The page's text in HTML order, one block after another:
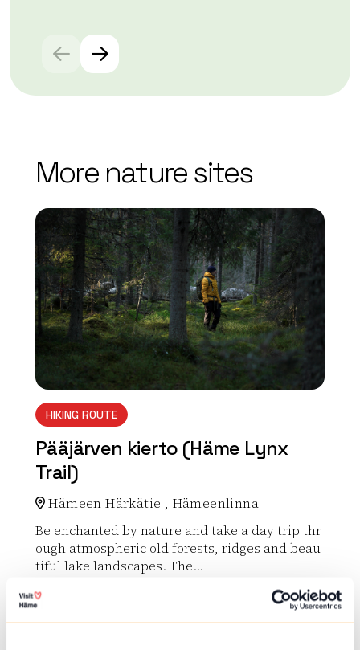
More nature sites
array(0) { }
HIKING ROUTE
Pääjärven kierto (Häme Lynx
Trail)
Hämeen Härkätie , Hämeenlinna
Be enchanted by nature and take a day trip thr
ough atmospheric old forests, ridges and beau
tiful lake landscapes. The...
Read more about the nature activity Pääjärven
array(0) { }